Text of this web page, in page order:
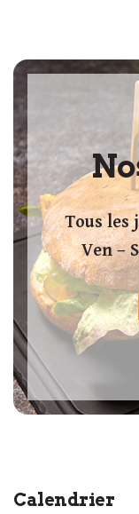
Tous les
Ven –
Calendrier